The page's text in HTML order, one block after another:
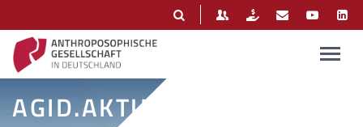
AGID.AKTUELL